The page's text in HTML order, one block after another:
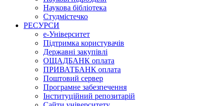
Наукова бібліотека
Студмістечко
РЕСУРСИ
е-Університет
Підтримка користувачів
Державні закупівлі
ОЩАДБАНК оплата
ПРИВАТБАНК оплата
Поштовий сервер
Програмне забезпечення
Інституційний репозитарій